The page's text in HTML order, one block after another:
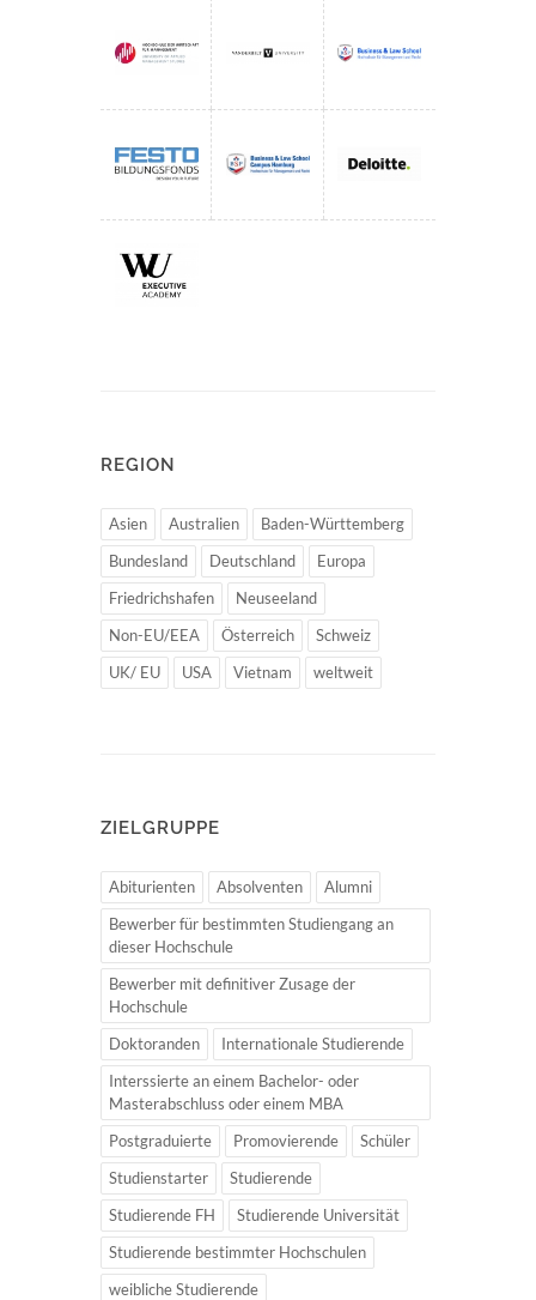
REGION
Asien Australien
Baden-Württemberg
Bundesland
Deutschland
Europa
Friedrichshafen
Neuseeland
Non-EU/EEA
Österreich
Schweiz
UK/ EU
USA Vietnam weltweit
ZIELGRUPPE
Abiturienten Absolventen
Alumni
Bewerber für bestimmten Studiengang an
dieser Hochschule
Bewerber mit definitiver Zusage der
Hochschule
Doktoranden
Internationale Studierende
Interssierte an einem Bachelor- oder
Masterabschluss oder einem MBA
Postgraduierte
Promovierende
Schüler
Studienstarter
Studierende
Studierende FH
Studierende Universität
Studierende bestimmter Hochschulen
weibliche Studierende